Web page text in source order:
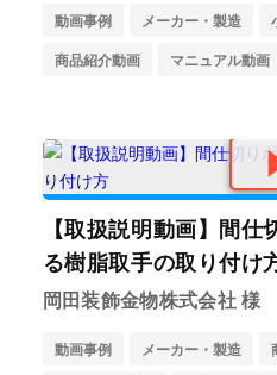
動画事例 メーカー・製造
商品紹介動画
マニュアル動画
【取扱説明動画】間
る樹脂取手の取り付け
岡田装飾金物株式会社 様
動画事例 メーカー・製造